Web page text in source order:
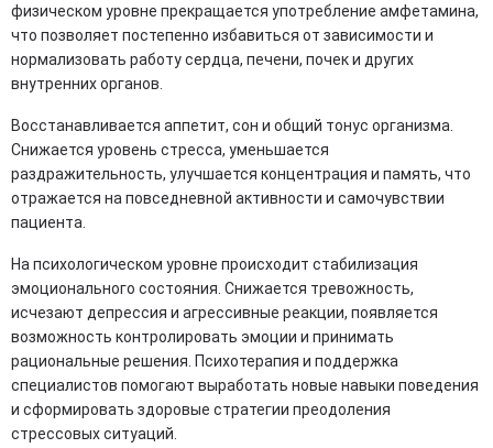
физическом уровне прекращается употребление амфетамина,
что позволяет постепенно избавиться от зависимости и
нормализовать работу сердца, печени, почек и других
внутренних органов.
Восстанавливается аппетит, сон и общий тонус организма.
Снижается уровень стресса, уменьшается
раздражительность, улучшается концентрация и память, что
отражается на повседневной активности и самочувствии
пациента.
На психологическом уровне происходит стабилизация
эмоционального состояния. Снижается тревожность,
исчезают депрессия и агрессивные реакции, появляется
возможность контролировать эмоции и принимать
рациональные решения. Психотерапия и поддержка
специалистов помогают выработать новые навыки поведения
и сформировать здоровые стратегии преодоления
стрессовых ситуаций.